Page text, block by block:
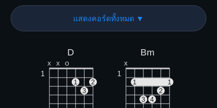
แสดงคอร์ดทั้งหมด ▼
D
X X O
1
1
2
3
Bm
X
1
1
1
2
3
4